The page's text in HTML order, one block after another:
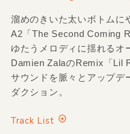
溜めのきいた太いボトムに
A2「The Second Coming
ゆたうメロディに揺れるオ
Damien ZalaのRemix「Lil
サウンドを脈々とアップデ
ダクション。
Track List